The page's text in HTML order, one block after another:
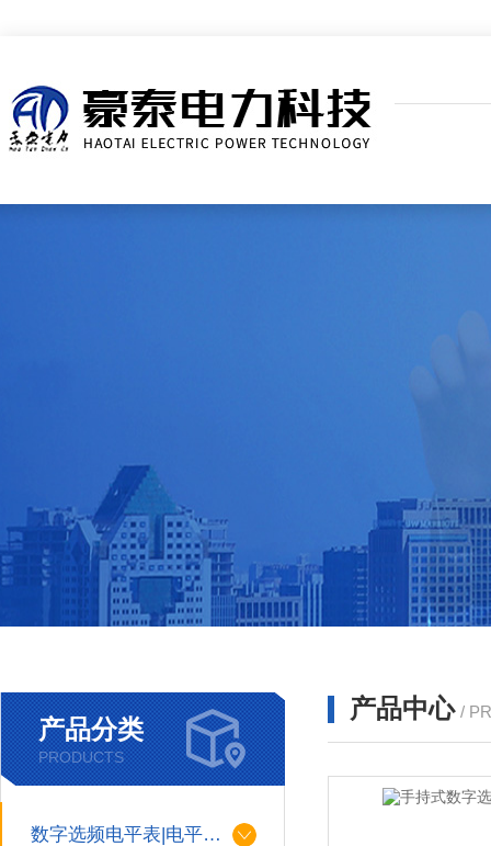
产品分类
PRODUCTS
数字选频电平表|电平振荡器
产品中心 /